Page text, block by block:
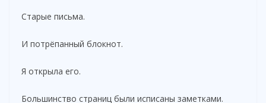
Старые письма.
И потрёпанный блокнот.
Я открыла его.
Большинство страниц были исписаны заметками.